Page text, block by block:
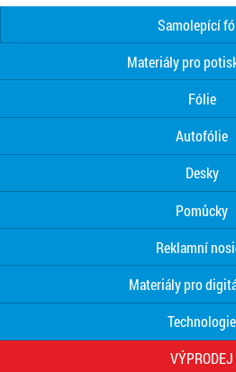
Samolepící
Materiály pro
Fólie
Autofólie
Desky
Pomůcky
Reklamní
Materiály pro
Technologie
VÝPRODEJ